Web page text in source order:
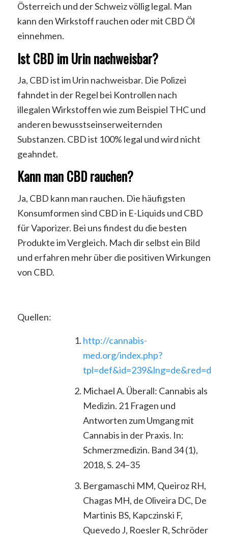
Österreich und der Schweiz völlig legal. Man
kann den Wirkstoff rauchen oder mit CBD Öl
einnehmen.
Ist CBD im Urin nachweisbar?
Ja, CBD ist im Urin nachweisbar. Die Polizei
fahndet in der Regel bei Kontrollen nach
illegalen Wirkstoffen wie zum Beispiel THC und
anderen bewusstseinserweiternden
Substanzen. CBD ist 100% legal und wird nicht
geahndet.
Kann man CBD rauchen?
Ja, CBD kann man rauchen. Die häufigsten
Konsumformen sind CBD in E-Liquids und CBD
für Vaporizer. Bei uns findest du die besten
Produkte im Vergleich. Mach dir selbst ein Bild
und erfahren mehr über die positiven Wirkungen
von CBD.
Quellen:
http://cannabis-
med.org/index.php?
Michael A. Überall: Cannabis als
Medizin. 21 Fragen und
Antworten zum Umgang mit
Cannabis in der Praxis. In:
Schmerzmedizin. Band 34 (1),
2018, S. 24–35
Bergamaschi MM, Queiroz RH,
Chagas MH, de Oliveira DC, De
Martinis BS, Kapczinski F,
Quevedo J, Roesler R, Schröder